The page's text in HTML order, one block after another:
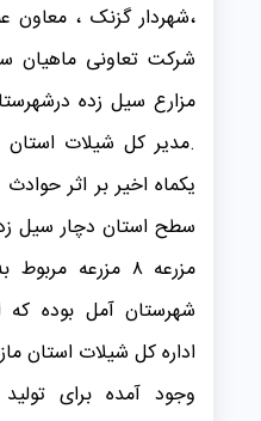
،شهردار گزنک ، معاون
شرکت تعاونی ماهیان
مزارع سیل زده
.مدیر کل شیلات استان
مزرعه ۸ مزرعه
شهرستان آمل بوده که
اداره کل شیلات استان
وجود آمده برای